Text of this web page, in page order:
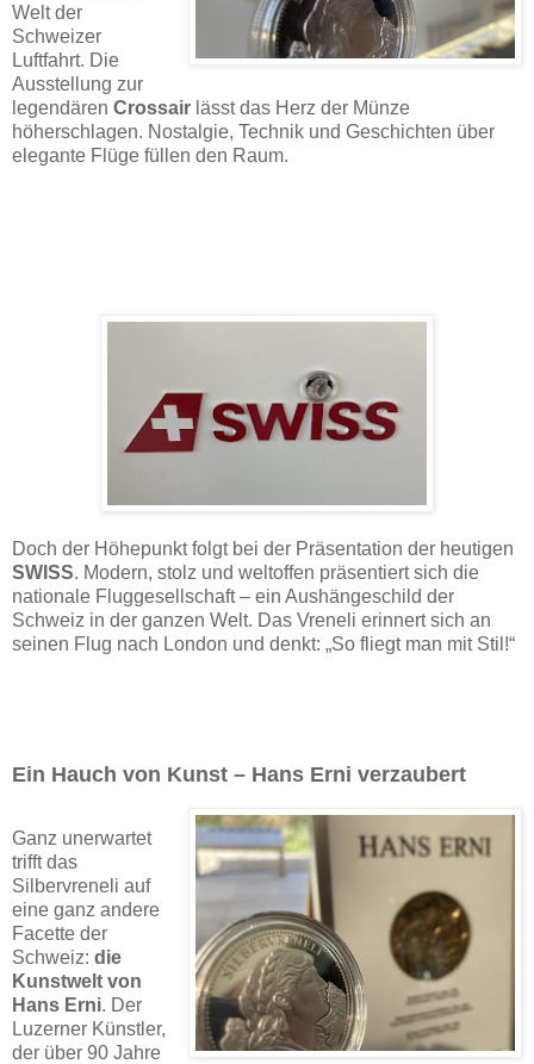
Welt der
Schweizer
Luftfahrt. Die
Ausstellung zur
legendären Crossair lässt das Herz der Münze
höherschlagen. Nostalgie, Technik und Geschichten über
elegante Flüge füllen den Raum.
Doch der Höhepunkt folgt bei der Präsentation der heutigen
SWISS. Modern, stolz und weltoffen präsentiert sich die
nationale Fluggesellschaft – ein Aushängeschild der
Schweiz in der ganzen Welt. Das Vreneli erinnert sich an
seinen Flug nach London und denkt: „So fliegt man mit Stil!“
Ein Hauch von Kunst – Hans Erni verzaubert
Ganz unerwartet
trifft das
Silbervreneli auf
eine ganz andere
Facette der
Schweiz: die
Kunstwelt von
Hans Erni. Der
Luzerner Künstler,
der über 90 Jahre